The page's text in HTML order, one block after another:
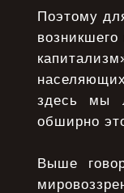
Поэтому
здесь мы
обширно
Выше